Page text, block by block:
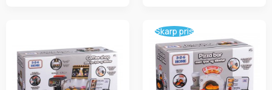
Skarp pris